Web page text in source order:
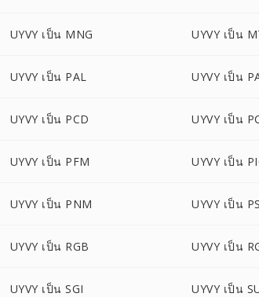
UYVY เป็น MNG UYVY เป็น
UYVY เป็น PAL UYVY เป็น
UYVY เป็น PCD UYVY เป็น
UYVY เป็น PFM UYVY เป็น
UYVY เป็น PNM UYVY เป็น
UYVY เป็น RGB UYVY เป็น
UYVY เป็น SGI UYVY เป็น